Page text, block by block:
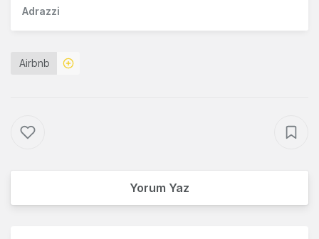
Adrazzi
Airbnb
Yorum Yaz